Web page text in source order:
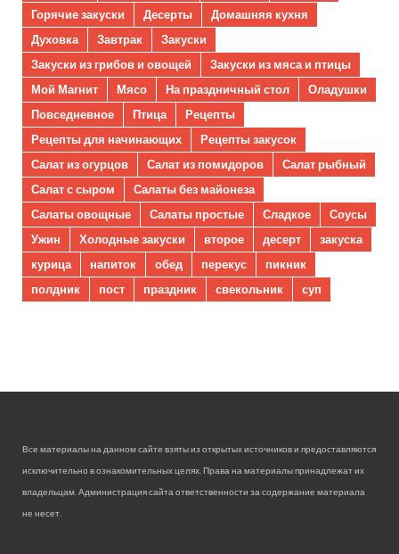
Горячие закуски
Десерты
Домашняя кухня
Духовка
Завтрак
Закуски
Закуски из грибов и овощей
Закуски из мяса и птицы
Мой Магнит
Мясо На праздничный стол
Оладушки
Повседневное
Птица
Рецепты
Рецепты для начинающих
Рецепты закусок
Салат из огурцов
Салат из помидоров
Салат рыбный
Салат с сыром
Салаты без майонеза
Салаты овощные
Салаты простые Сладкое
Соусы
Ужин
Холодные закуски второе десерт
закуска
курица
напиток обед перекус
пикник
полдник
пост праздник свекольник суп
Все материалы на данном сайте взяты из открытых источников и предоставляются
исключительно в ознакомительных целях. Права на материалы принадлежат их
владельцам. Администрация сайта ответственности за содержание материала
не несет.